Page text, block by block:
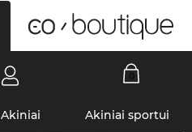
Akiniai Akiniai sportui